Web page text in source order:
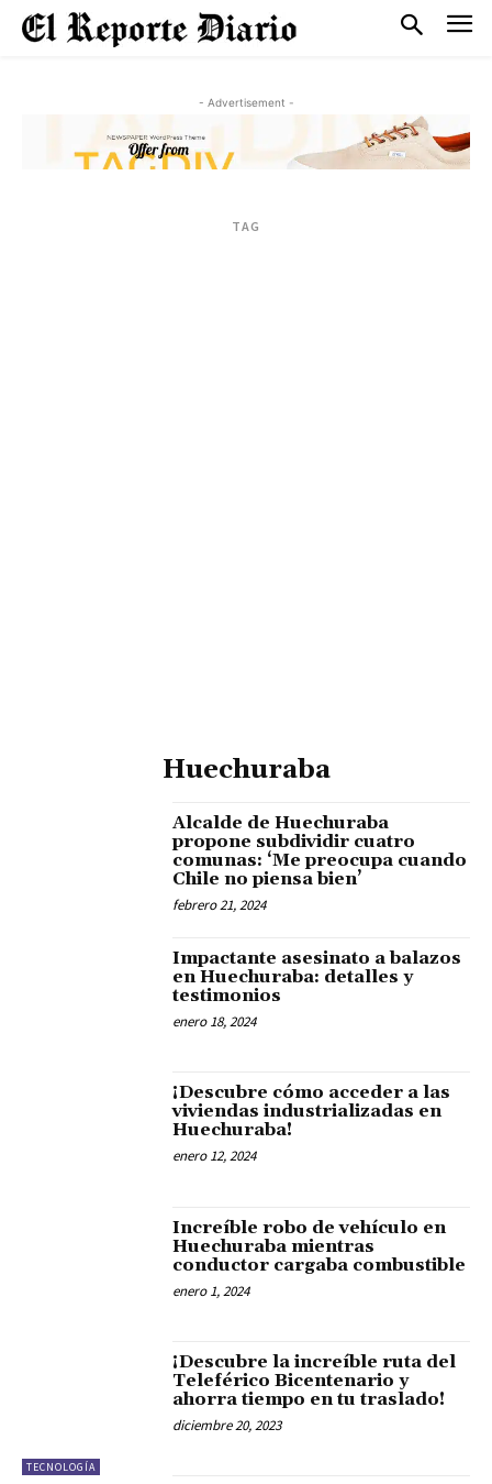
- Advertisement -
TAG
Huechuraba
Alcalde de Huechuraba
propone subdividir cuatro
comunas: ‘Me preocupa cuando
Chile no piensa bien’
febrero 21, 2024
Impactante asesinato a balazos
en Huechuraba: detalles y
testimonios
enero 18, 2024
¡Descubre cómo acceder a las
viviendas industrializadas en
Huechuraba!
enero 12, 2024
Increíble robo de vehículo en
Huechuraba mientras
conductor cargaba combustible
enero 1, 2024
TECNOLOGÍA
¡Descubre la increíble ruta del
Teleférico Bicentenario y
ahorra tiempo en tu traslado!
diciembre 20, 2023